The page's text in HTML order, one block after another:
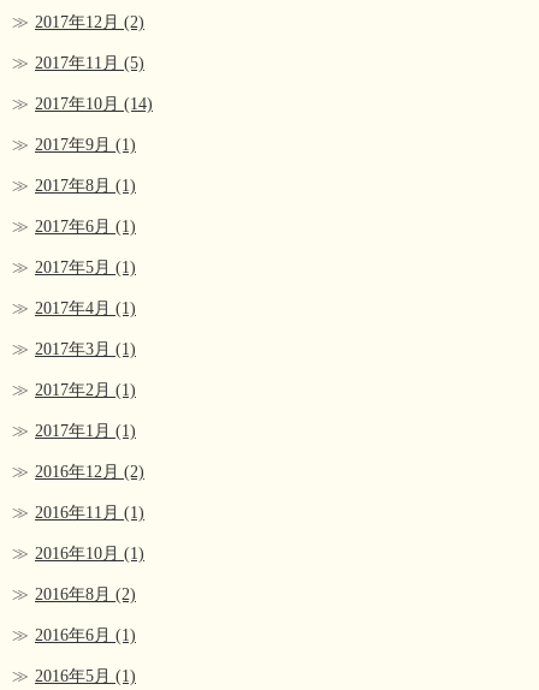
2017年12月 (2)
2017年11月 (5)
2017年10月 (14)
2017年9月 (1)
2017年8月 (1)
2017年6月 (1)
2017年5月 (1)
2017年4月 (1)
2017年3月 (1)
2017年2月 (1)
2017年1月 (1)
2016年12月 (2)
2016年11月 (1)
2016年10月 (1)
2016年8月 (2)
2016年6月 (1)
2016年5月 (1)